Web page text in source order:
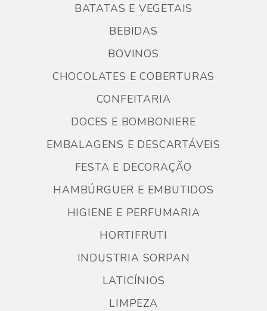
BATATAS E VEGETAIS
BEBIDAS
BOVINOS
CHOCOLATES E COBERTURAS
CONFEITARIA
DOCES E BOMBONIERE
EMBALAGENS E DESCARTÁVEIS
FESTA E DECORAÇÃO
HAMBÚRGUER E EMBUTIDOS
HIGIENE E PERFUMARIA
HORTIFRUTI
INDUSTRIA SORPAN
LATICÍNIOS
LIMPEZA